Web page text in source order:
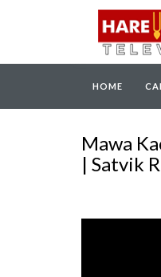
HOME
Mawa
| Satvik